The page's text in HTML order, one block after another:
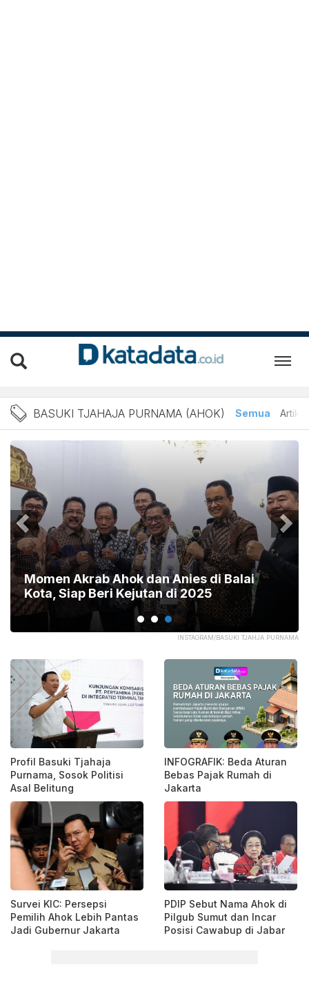
AHOK: Berita Ahok Hari
BASUKI TJAHAJA PURNAMA (AHOK) Semua Artikel
INSTAGRAM/BASUKI TJAHJA PURNAMA
Momen Akrab Ahok dan Anies di Balai
Kota, Siap Beri Kejutan di 2025
Profil Basuki Tjahaja
Purnama, Sosok Politisi
Asal Belitung
INFOGRAFIK: Beda Aturan
Bebas Pajak Rumah di
Jakarta
Survei KIC: Persepsi
Pemilih Ahok Lebih Pantas
Jadi Gubernur Jakarta
PDIP Sebut Nama Ahok di
Pilgub Sumut dan Incar
Posisi Cawabup di Jabar